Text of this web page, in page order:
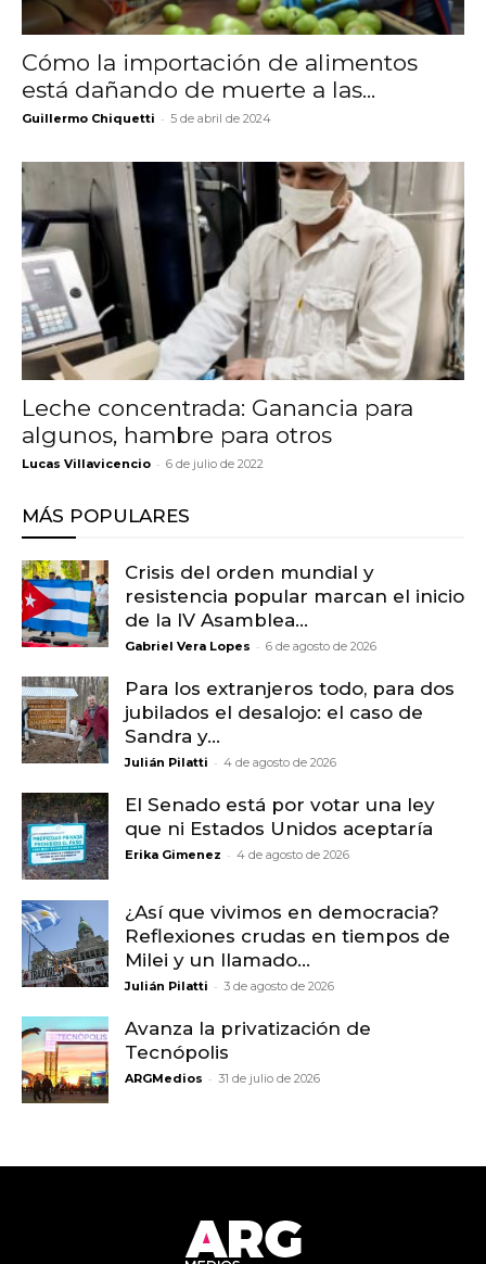
Cómo la importación de alimentos
está dañando de muerte a las...
Guillermo Chiquetti - 5 de abril de 2024
Leche concentrada: Ganancia para
algunos, hambre para otros
Lucas Villavicencio - 6 de julio de 2022
MÁS POPULARES
Crisis del orden mundial y
resistencia popular marcan el inicio
de la IV Asamblea...
Gabriel Vera Lopes - 6 de agosto de 2026
Para los extranjeros todo, para dos
jubilados el desalojo: el caso de
Sandra y...
Julián Pilatti - 4 de agosto de 2026
El Senado está por votar una ley
que ni Estados Unidos aceptaría
Erika Gimenez - 4 de agosto de 2026
¿Así que vivimos en democracia?
Reflexiones crudas en tiempos de
Milei y un llamado...
Julián Pilatti - 3 de agosto de 2026
Avanza la privatización de
Tecnópolis
ARGMedios - 31 de julio de 2026